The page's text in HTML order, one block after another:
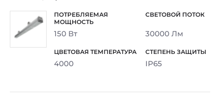
150 Вт 30000 Лм
4000 IP65